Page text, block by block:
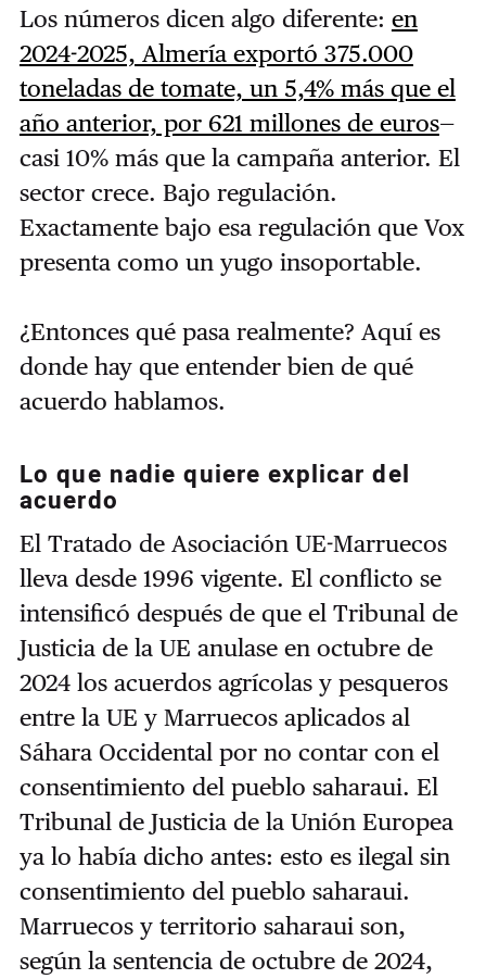
Los números dicen algo diferente: en
2024-2025, Almería exportó 375.000
toneladas de tomate, un 5,4% más que el
año anterior, por 621 millones de euros—
casi 10% más que la campaña anterior. El
sector crece. Bajo regulación.
Exactamente bajo esa regulación que Vox
presenta como un yugo insoportable.
¿Entonces qué pasa realmente? Aquí es
donde hay que entender bien de qué
acuerdo hablamos.
Lo que nadie quiere explicar del
acuerdo
El Tratado de Asociación UE-Marruecos
lleva desde 1996 vigente. El conflicto se
intensificó después de que el Tribunal de
Justicia de la UE anulase en octubre de
2024 los acuerdos agrícolas y pesqueros
entre la UE y Marruecos aplicados al
Sáhara Occidental por no contar con el
consentimiento del pueblo saharaui. El
Tribunal de Justicia de la Unión Europea
ya lo había dicho antes: esto es ilegal sin
consentimiento del pueblo saharaui.
Marruecos y territorio saharaui son,
según la sentencia de octubre de 2024,